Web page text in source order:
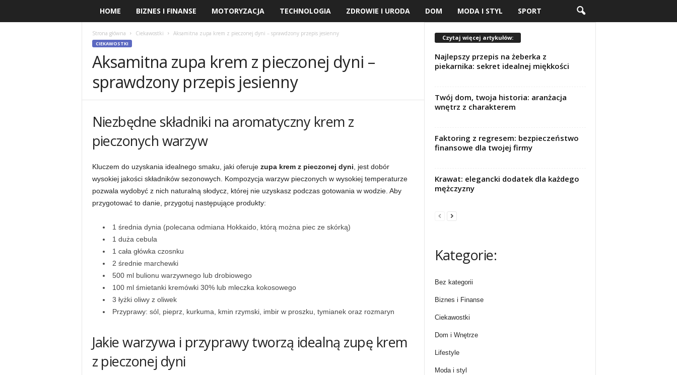
HOME BIZNES I FINANSE MOTORYZACJA TECHNOLOGIA ZDROWIE I URODA DOM MODA I STYL SPORT
Strona główna Ciekawostki Aksamitna zupa krem z pieczonej dyni – sprawdzony przepis jesienny
CIEKAWOSTKI
Aksamitna zupa krem z pieczonej dyni –
sprawdzony przepis jesienny
Niezbędne składniki na aromatyczny krem z
pieczonych warzyw
Kluczem do uzyskania idealnego smaku, jaki oferuje zupa krem z pieczonej dyni , jest dobór
wysokiej jakości składników sezonowych. Kompozycja warzyw pieczonych w wysokiej temperaturze
pozwala wydobyć z nich naturalną słodycz, której nie uzyskasz podczas gotowania w wodzie. Aby
przygotować to danie, przygotuj następujące produkty:
1 średnia dynia (polecana odmiana Hokkaido, którą można piec ze skórką)
1 duża cebula
1 cała główka czosnku
2 średnie marchewki
500 ml bulionu warzywnego lub drobiowego
100 ml śmietanki kremówki 30% lub mleczka kokosowego
3 łyżki oliwy z oliwek
Przyprawy: sól, pieprz, kurkuma, kmin rzymski, imbir w proszku, tymianek oraz rozmaryn
Jakie warzywa i przyprawy tworzą idealną zupę krem
z pieczonej dyni
Czytaj więcej artykułów:
Najlepszy przepis na żeberka z
piekarnika: sekret idealnej miękkości
Twój dom, twoja historia: aranżacja
wnętrz z charakterem
Faktoring z regresem: bezpieczeństwo
finansowe dla twojej firmy
Krawat: elegancki dodatek dla każdego
mężczyzny
Kategorie:
Bez kategorii
Biznes i Finanse
Ciekawostki
Dom i Wnętrze
Lifestyle
Moda i styl